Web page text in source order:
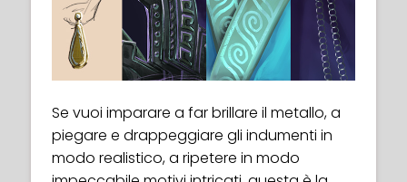
Se vuoi imparare a far brillare il metallo, a
piegare e drappeggiare gli indumenti in
modo realistico, a ripetere in modo